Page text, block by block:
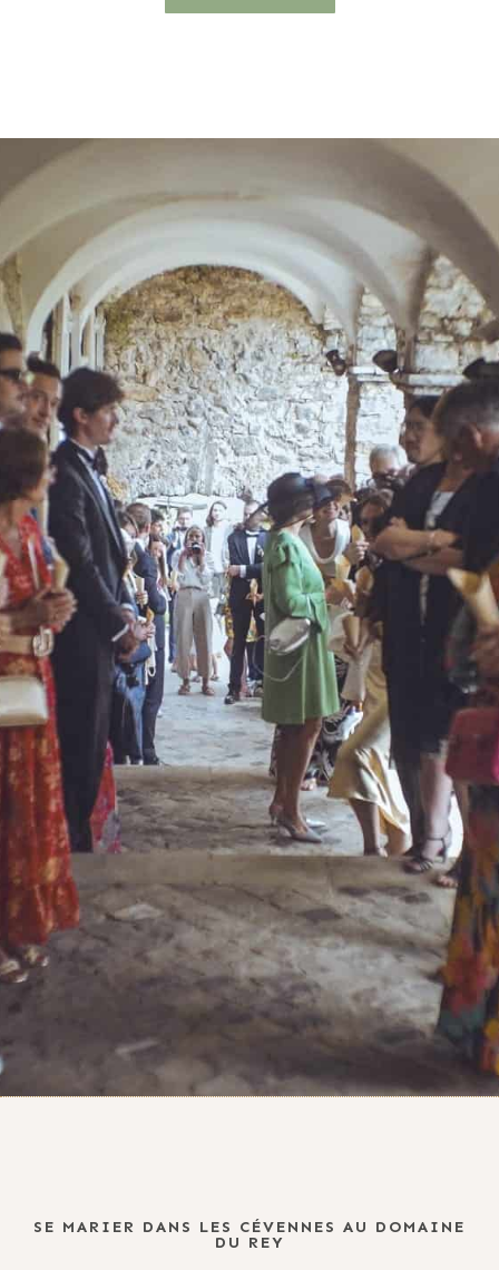
SE MARIER DANS LES CÉVENNES AU DOMAINE
DU REY